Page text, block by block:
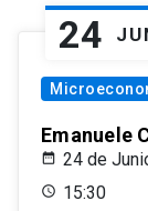
24
Emanuele
24 de
15:30